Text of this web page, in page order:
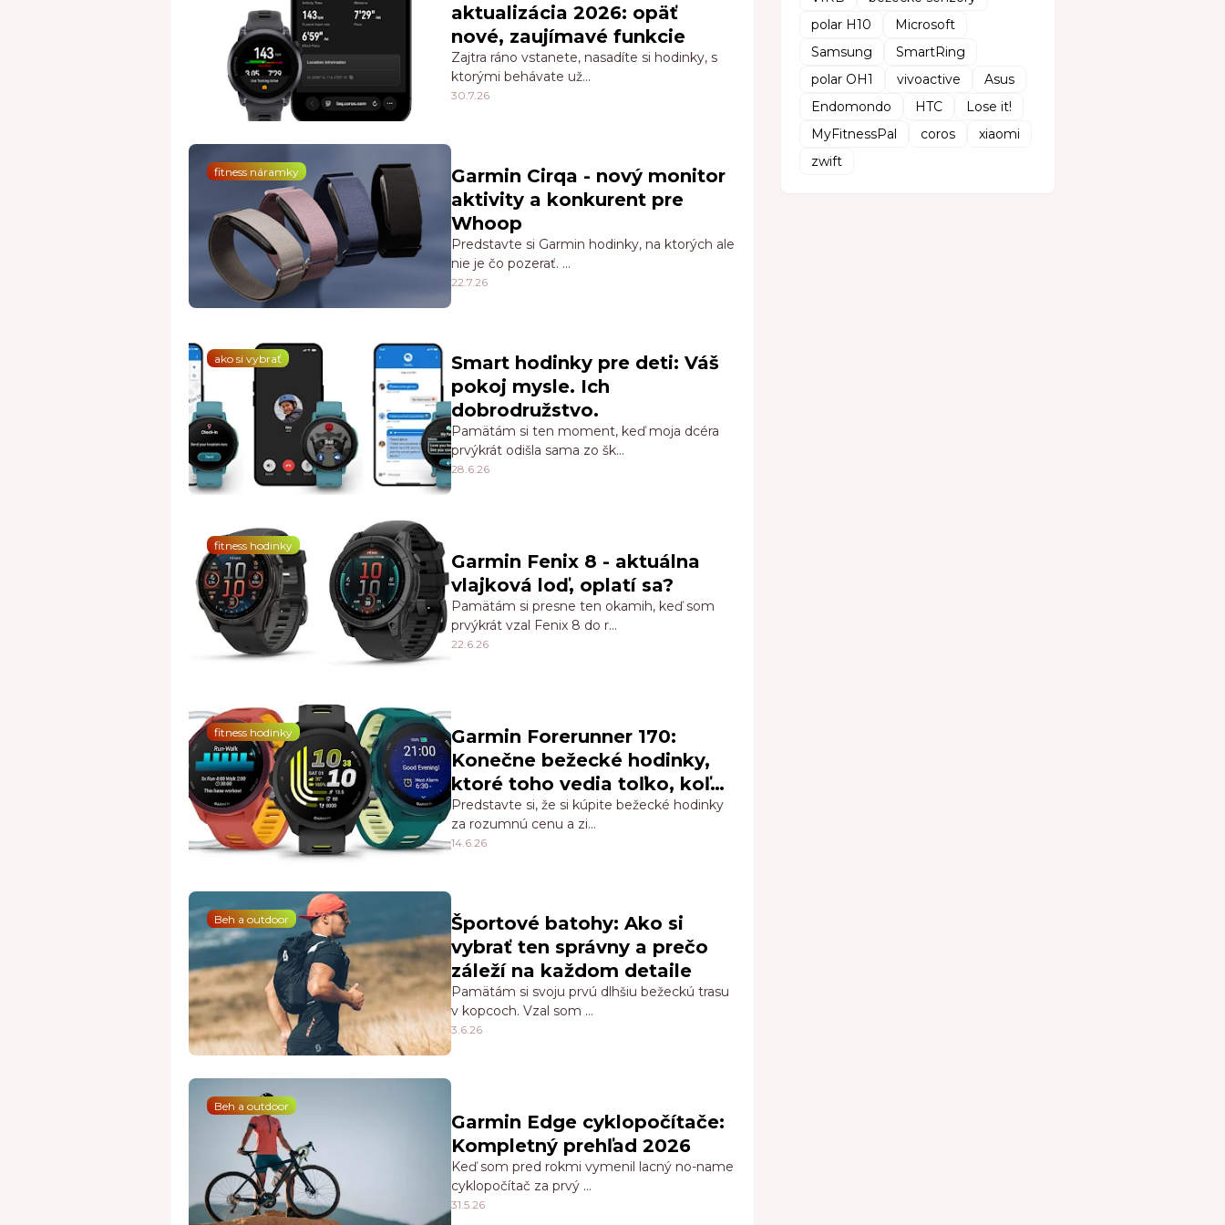
aktualizácia 2026: opäť
nové, zaujímavé funkcie
Zajtra ráno vstanete, nasadíte si hodinky, s
ktorými behávate už…
30.7.26
fitness náramky
Garmin Cirqa - nový monitor
aktivity a konkurent pre
Whoop
Predstavte si Garmin hodinky, na ktorých ale
nie je čo pozerať. …
22.7.26
ako si vybrať
Smart hodinky pre deti: Váš
pokoj mysle. Ich
dobrodružstvo.
Pamätám si ten moment, keď moja dcéra
prvýkrát odišla sama zo šk…
28.6.26
fitness hodinky
Garmin Fenix 8 - aktuálna
vlajková loď, oplatí sa?
Pamätám si presne ten okamih, keď som
prvýkrát vzal Fenix 8 do r…
22.6.26
fitness hodinky
Garmin Forerunner 170:
Konečne bežecké hodinky,
ktoré toho vedia toľko, koľko
skutočne potrebujete
Predstavte si, že si kúpite bežecké hodinky
za rozumnú cenu a zi…
14.6.26
Beh a outdoor
Športové batohy: Ako si
vybrať ten správny a prečo
záleží na každom detaile
Pamätám si svoju prvú dlhšiu bežeckú trasu
v kopcoch. Vzal som …
3.6.26
Beh a outdoor
Garmin Edge cyklopočítače:
Kompletný prehľad 2026
Keď som pred rokmi vymenil lacný no-name
cyklopočítač za prvý …
31.5.26
polar H10
Microsoft
Samsung
SmartRing
polar OH1
vivoactive
Asus
Endomondo
HTC
Lose it!
MyFitnessPal
coros
xiaomi
zwift